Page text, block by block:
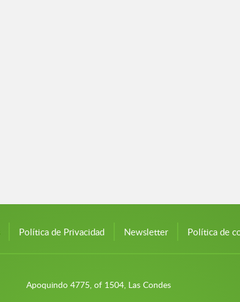
Política de Privacidad Newsletter Política de
Apoquindo 4775, of 1504, Las Condes